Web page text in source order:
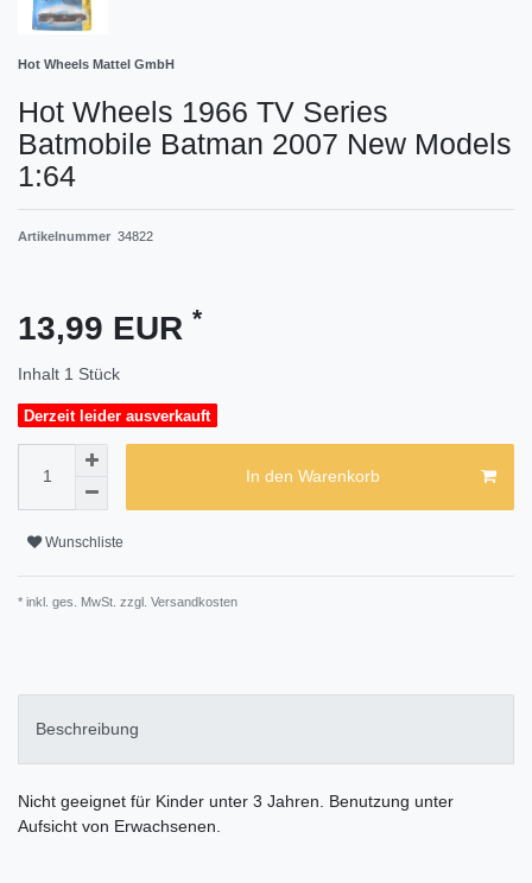
Hot Wheels Mattel GmbH
Hot Wheels 1966 TV Series
Batmobile Batman 2007 New Models
1:64
Artikelnummer 34822
13,99 EUR *
Inhalt 1 Stück
Derzeit leider ausverkauft
In den Warenkorb
Wunschliste
* inkl. ges. MwSt. zzgl. Versandkosten
Beschreibung
Nicht geeignet für Kinder unter 3 Jahren. Benutzung unter
Aufsicht von Erwachsenen.